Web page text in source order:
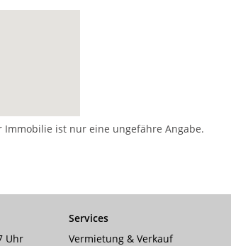
Immobilie ist nur eine ungefähre Angabe.
Uhr
Services
Vermietung & Verkauf